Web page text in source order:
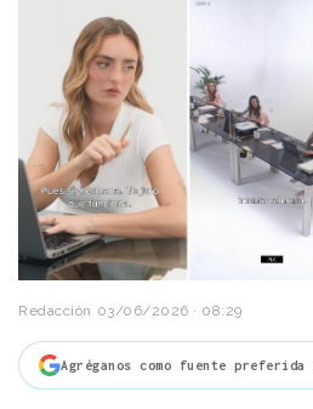
Redacción 03/06/2026 · 08:29
Agréganos como fuente preferida